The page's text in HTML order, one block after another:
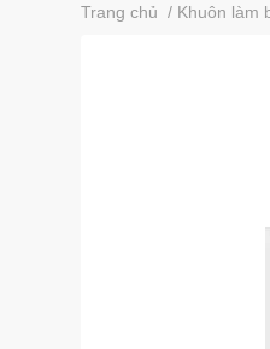
Trang chủ / Khuôn làm